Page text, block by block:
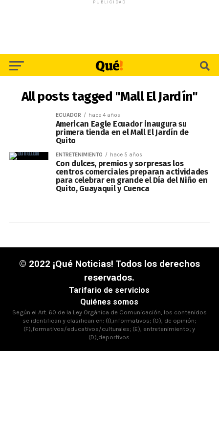
PUBLICIDAD
All posts tagged "Mall El Jardín"
ECUADOR hace 4 años
American Eagle Ecuador inaugura su
primera tienda en el Mall El Jardín de
Quito
ENTRETENIMIENTO hace 5 años
Con dulces, premios y sorpresas los
centros comerciales preparan actividades
para celebrar en grande el Día del Niño en
Quito, Guayaquil y Cuenca
© 2022 ¡Qué Noticias! Todos los derechos
reservados.
Tarifario de servicios
Quiénes somos
Según el Art. 60 de la Ley Orgánica de Comunicación, los contenidos
se identifican y clasifican en: (I),informativos; (O), de opinión;
(F),formativos/educativos/culturales; (E), entretenimiento; y
(D),deportivos.